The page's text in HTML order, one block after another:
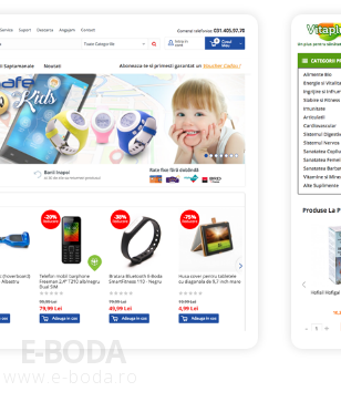
E-BODA